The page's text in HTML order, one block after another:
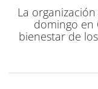
La
domingo en
bienestar de